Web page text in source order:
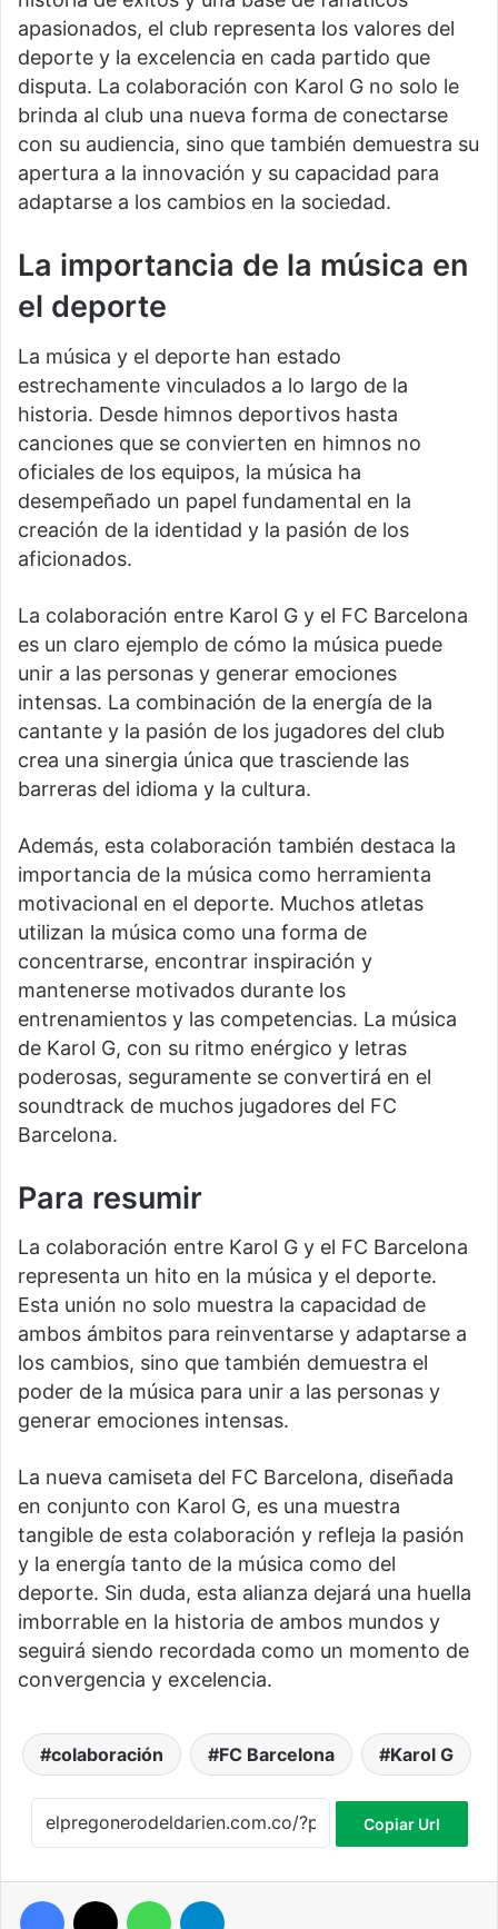
apasionados, el club representa los valores del
deporte y la excelencia en cada partido que
disputa. La colaboración con Karol G no solo le
brinda al club una nueva forma de conectarse
con su audiencia, sino que también demuestra su
apertura a la innovación y su capacidad para
adaptarse a los cambios en la sociedad.
La importancia de la música en
el deporte
La música y el deporte han estado
estrechamente vinculados a lo largo de la
historia. Desde himnos deportivos hasta
canciones que se convierten en himnos no
oficiales de los equipos, la música ha
desempeñado un papel fundamental en la
creación de la identidad y la pasión de los
aficionados.
La colaboración entre Karol G y el FC Barcelona
es un claro ejemplo de cómo la música puede
unir a las personas y generar emociones
intensas. La combinación de la energía de la
cantante y la pasión de los jugadores del club
crea una sinergia única que trasciende las
barreras del idioma y la cultura.
Además, esta colaboración también destaca la
importancia de la música como herramienta
motivacional en el deporte. Muchos atletas
utilizan la música como una forma de
concentrarse, encontrar inspiración y
mantenerse motivados durante los
entrenamientos y las competencias. La música
de Karol G, con su ritmo enérgico y letras
poderosas, seguramente se convertirá en el
soundtrack de muchos jugadores del FC
Barcelona.
Para resumir
La colaboración entre Karol G y el FC Barcelona
representa un hito en la música y el deporte.
Esta unión no solo muestra la capacidad de
ambos ámbitos para reinventarse y adaptarse a
los cambios, sino que también demuestra el
poder de la música para unir a las personas y
generar emociones intensas.
La nueva camiseta del FC Barcelona, diseñada
en conjunto con Karol G, es una muestra
tangible de esta colaboración y refleja la pasión
y la energía tanto de la música como del
deporte. Sin duda, esta alianza dejará una huella
imborrable en la historia de ambos mundos y
seguirá siendo recordada como un momento de
convergencia y excelencia.
colaboración FC Barcelona Karol G
Copiar Url
Facebook WhatsApp